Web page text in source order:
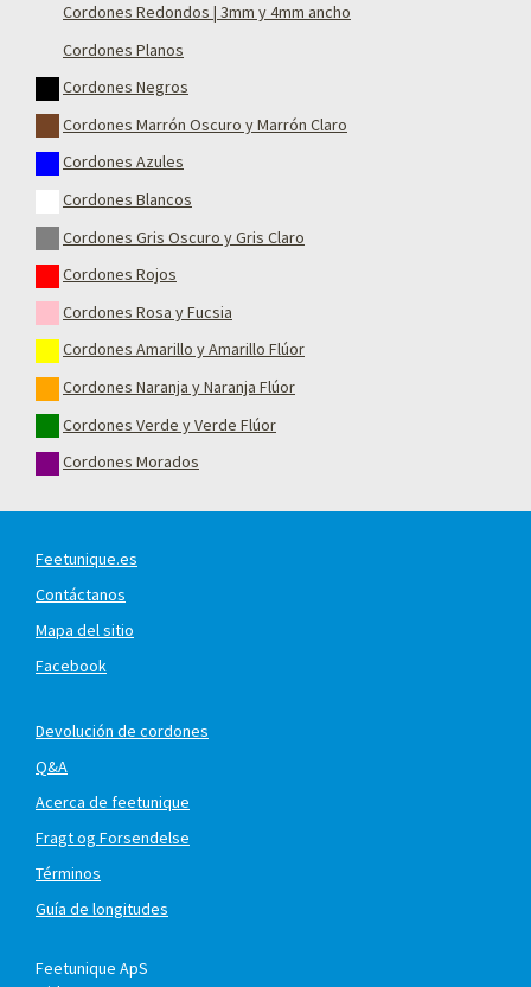
Cordones Redondos | 3mm y 4mm ancho
Cordones Planos
Cordones Negros
Cordones Marrón Oscuro y Marrón Claro
Cordones Azules
Cordones Blancos
Cordones Gris Oscuro y Gris Claro
Cordones Rojos
Cordones Rosa y Fucsia
Cordones Amarillo y Amarillo Flúor
Cordones Naranja y Naranja Flúor
Cordones Verde y Verde Flúor
Cordones Morados
Feetunique.es
Contáctanos
Mapa del sitio
Facebook
Devolución de cordones
Q&A
Acerca de feetunique
Fragt og Forsendelse
Términos
Guía de longitudes
Feetunique ApS